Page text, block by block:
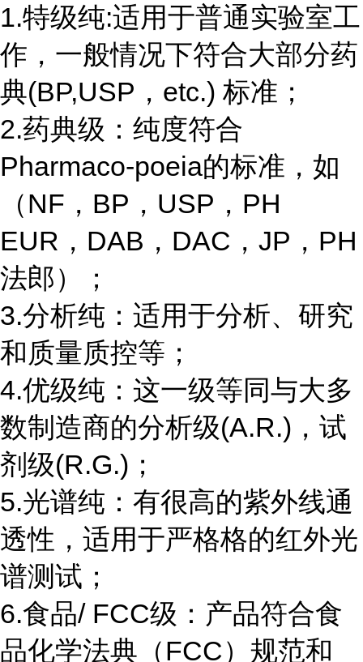
1.特级纯:适用于普通实验室工
作，一般情况下符合大部分药
典(BP,USP，etc.) 标准；
2.药典级：纯度符合
Pharmaco-poeia的标准，如
（NF，BP，USP，PH
EUR，DAB，DAC，JP，PH
法郎）；
3.分析纯：适用于分析、研究
和质量质控等；
4.优级纯：这一级等同与大多
数制造商的分析级(A.R.)，试
剂级(R.G.)；
5.光谱纯：有很高的紫外线通
透性，适用于严格格的红外光
谱测试；
6.食品/ FCC级：产品符合食
品化学法典（FCC）规范和